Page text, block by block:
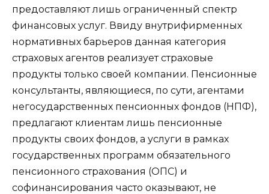
предоставляют лишь ограниченный спектр
финансовых услуг. Ввиду внутрифирменных
нормативных барьеров данная категория
страховых агентов реализует страховые
продукты только своей компании. Пенсионные
консультанты, являющиеся, по сути, агентами
негосударственных пенсионных фондов (НПФ),
предлагают клиентам лишь пенсионные
продукты своих фондов, а услуги в рамках
государственных программ обязательного
пенсионного страхования (ОПС) и
софинансирования часто оказывают, не